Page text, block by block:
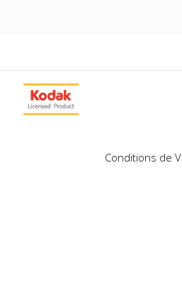
Conditions de